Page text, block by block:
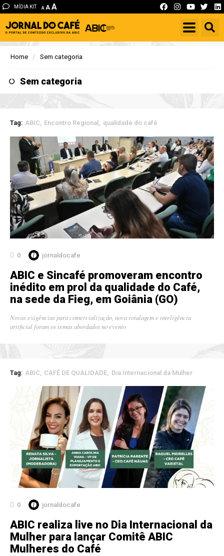
MÍDIA KIT A A A
Home Sem categoria
Sem categoria
Tag: ABIC Encontro Regional qualidade do café
0 jornaldocafe
ABIC e Sincafé promoveram encontro
inédito em prol da qualidade do Café,
na sede da Fieg, em Goiânia (GO)
Novas exigências para comercialização, nova rotulagem e inteligência
artificial foram os temas abordados no evento
Tag: ABIC CAFÉ DE QUALIDADE Dia Internacional da Mulher
0 jornaldocafe
ABIC realiza live no Dia Internacional da
Mulher para lançar Comitê ABIC
Mulheres do Café